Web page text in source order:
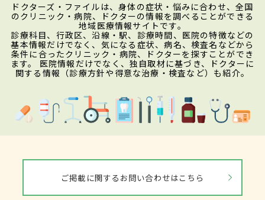
ドクターズ・ファイルは、身体の症状・悩みに合わせ、全国
のクリニック・病院、ドクターの情報を調べることができる
地域医療情報サイトです。
診療科目、行政区、沿線・駅、診療時間、医院の特徴などの
基本情報だけでなく、気になる症状、病名、検査名などから
条件に合ったクリニック・病院、ドクターを探すことができ
ます。 医院情報だけでなく、独自取材に基づき、ドクターに
関する情報（診療方針や得意な治療・検査など）も紹介。
ご掲載に関するお問い合わせはこちら